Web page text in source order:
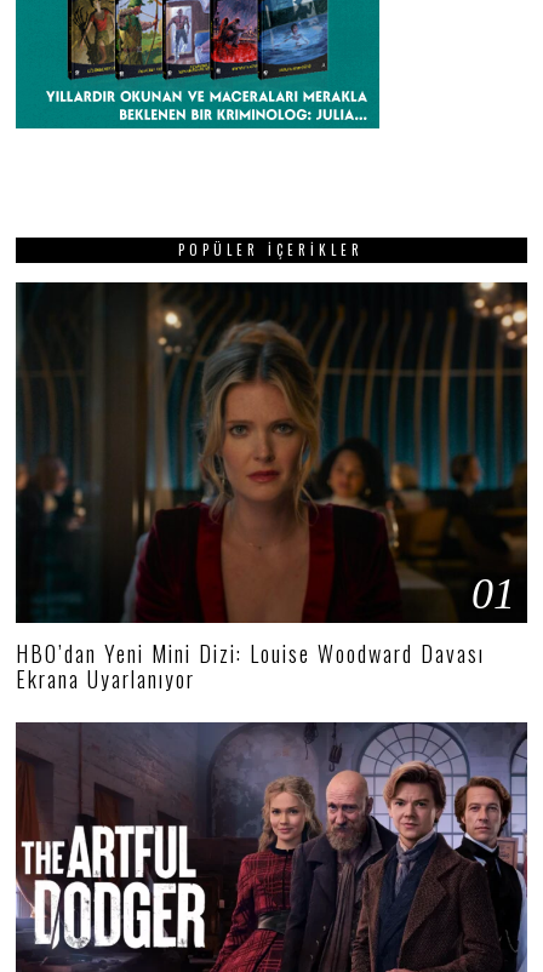
POPÜLER İÇERIKLER
01
HBO’dan Yeni Mini Dizi: Louise Woodward Davası
Ekrana Uyarlanıyor